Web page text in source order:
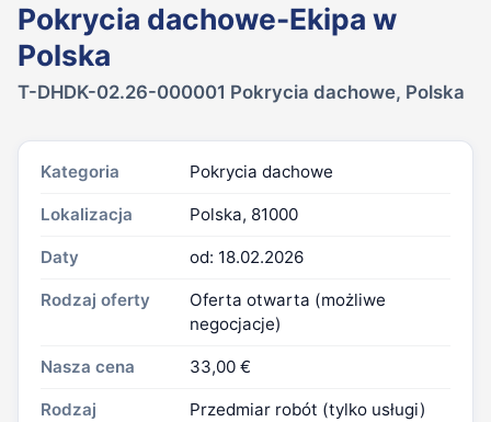
Pokrycia dachowe-Ekipa w
Polska
T-DHDK-02.26-000001 Pokrycia dachowe, Polska
Kategoria Pokrycia dachowe
Lokalizacja Polska, 81000
Daty od: 18.02.2026
Rodzaj oferty
Oferta otwarta (możliwe
negocjacje)
Nasza cena 33,00 €
Rodzaj
Przedmiar robót (tylko usługi)